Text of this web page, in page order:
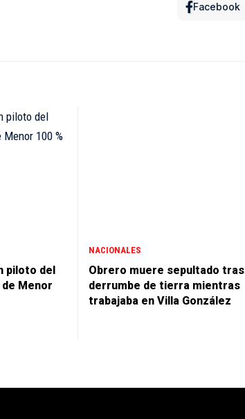
Facebook
piloto del
Menor
NACIONALES
Obrero muere sepultado tras
derrumbe de tierra mientras
trabajaba en Villa González